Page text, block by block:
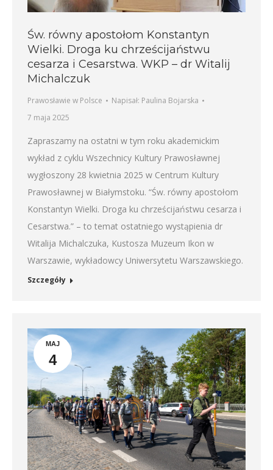
Św. równy apostołom Konstantyn
Wielki. Droga ku chrześcijaństwu
cesarza i Cesarstwa. WKP – dr Witalij
Michalczuk
Prawosławie w Polsce Napisał: Paulina Bojarska
7 maja 2025
Zapraszamy na ostatni w tym roku akademickim
wykład z cyklu Wszechnicy Kultury Prawosławnej
wygłoszony 28 kwietnia 2025 w Centrum Kultury
Prawosławnej w Białymstoku. “Św. równy apostołom
Konstantyn Wielki. Droga ku chrześcijaństwu cesarza i
Cesarstwa.” – to temat ostatniego wystąpienia dr
Witalija Michalczuka, Kustosza Muzeum Ikon w
Warszawie, wykładowcy Uniwersytetu Warszawskiego.
Szczegóły
MAJ
4